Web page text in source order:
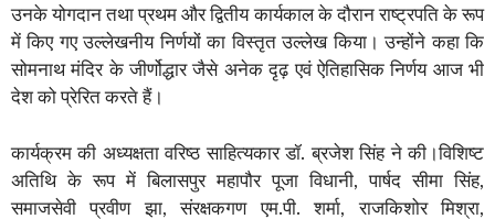
उनके योगदान तथा प्रथम और द्वितीय कार्यकाल के दौरान राष्ट्रपति के रूप
में किए गए उल्लेखनीय निर्णयों का विस्तृत उल्लेख किया। उन्होंने कहा कि
सोमनाथ मंदिर के जीर्णोद्धार जैसे अनेक दृढ़ एवं ऐतिहासिक निर्णय आज भी
देश को प्रेरित करते हैं।
कार्यक्रम की अध्यक्षता वरिष्ठ साहित्यकार डॉ. ब्रजेश सिंह ने की।विशिष्ट
अतिथि के रूप में बिलासपुर महापौर पूजा विधानी, पार्षद सीमा सिंह,
समाजसेवी प्रवीण झा, संरक्षकगण एम.पी. शर्मा, राजकिशोर मिश्रा,